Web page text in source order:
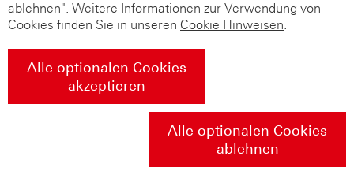
ablehnen". Weitere Informationen zur Verwendung von
Cookies finden Sie in unseren Cookie Hinweisen.
Alle optionalen Cookies
akzeptieren
Alle optionalen Cookies
ablehnen